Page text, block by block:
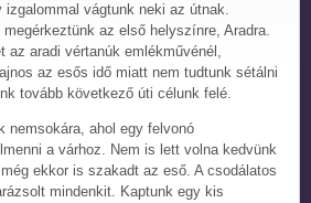
izgalommal vágtunk neki az útnak.
az első helyszínre, Aradra.
az aradi vértanúk emlékművénél,
az esős idő miatt nem tudtunk sétálni
tovább következő úti célunk felé.
nemsokára, ahol egy felvonó
a várhoz. Nem is lett volna kedvünk
ekkor is szakadt az eső. A csodálatos
mindenkit. Kaptunk egy kis